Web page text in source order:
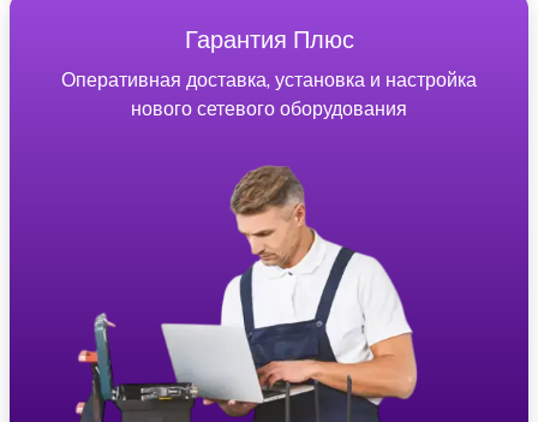
Гарантия Плюс
Оперативная доставка, установка и настройка
нового сетевого оборудования